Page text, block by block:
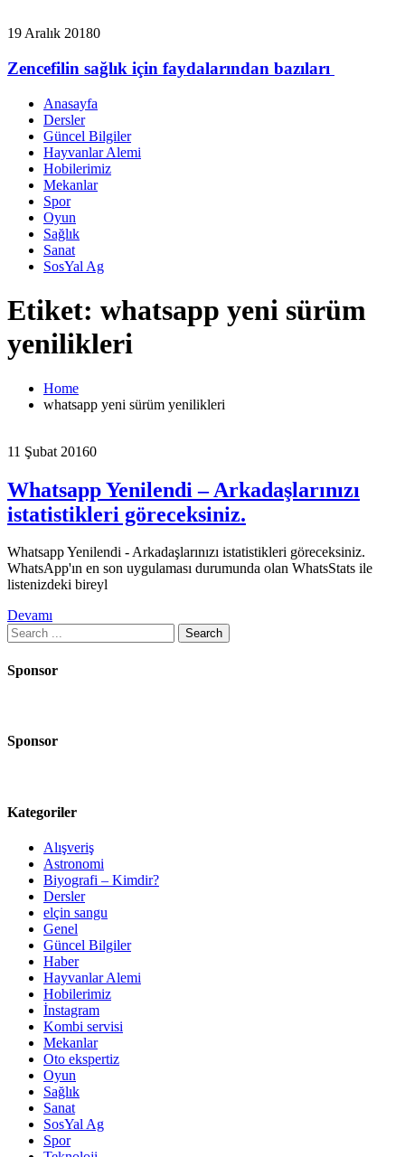
19 Aralık 20180
Zencefilin sağlık için faydalarından bazıları
Anasayfa
Dersler
Güncel Bilgiler
Hayvanlar Alemi
Hobilerimiz
Mekanlar
Spor
Oyun
Sağlık
Sanat
SosYal Ag
Etiket: whatsapp yeni sürüm
yenilikleri
Home
whatsapp yeni sürüm yenilikleri
11 Şubat 20160
Whatsapp Yenilendi – Arkadaşlarınızı
istatistikleri göreceksiniz.
Whatsapp Yenilendi - Arkadaşlarınızı istatistikleri göreceksiniz.
WhatsApp'ın en son uygulaması durumunda olan WhatsStats ile
listenizdeki bireyl
Devamı
Search
for:
Sponsor
Sponsor
Kategoriler
Alışveriş
Astronomi
Biyografi – Kimdir?
Dersler
elçin sangu
Genel
Güncel Bilgiler
Haber
Hayvanlar Alemi
Hobilerimiz
İnstagram
Kombi servisi
Mekanlar
Oto ekspertiz
Oyun
Sağlık
Sanat
SosYal Ag
Spor